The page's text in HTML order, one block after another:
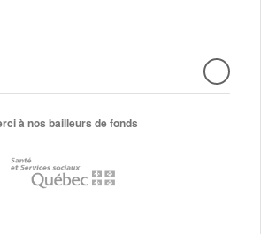
à nos bailleurs de fonds